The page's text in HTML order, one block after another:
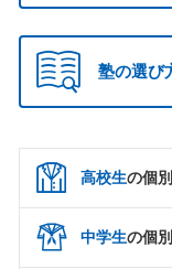
塾の選び
高校生の個
中学生の個